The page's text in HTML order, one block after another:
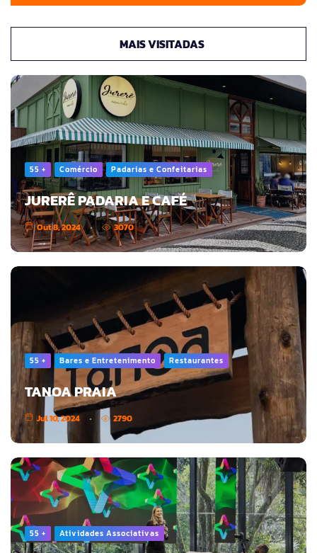
MAIS VISITADAS
55 + Comércio Padarias e Confeitarias
JURERÊ PADARIA E CAFÉ
Out 8, 2024 3070
55 + Bares e Entretenimento Restaurantes
TANOA PRAIA
Jul 10, 2024 2790
55 + Atividades Associativas